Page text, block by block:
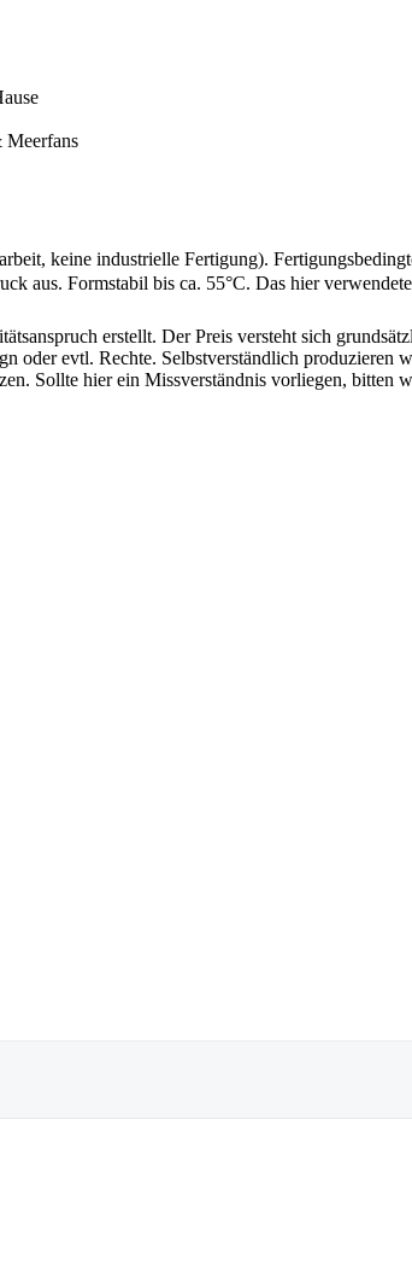
Meerfans
keine industrielle Fertigung).
aus. Formstabil bis ca. 55°C. Das hier
erstellt. Der Preis versteht sich
evtl. Rechte. Selbstverständlich produzieren
Sollte hier ein Missverständnis vorliegen, bitten